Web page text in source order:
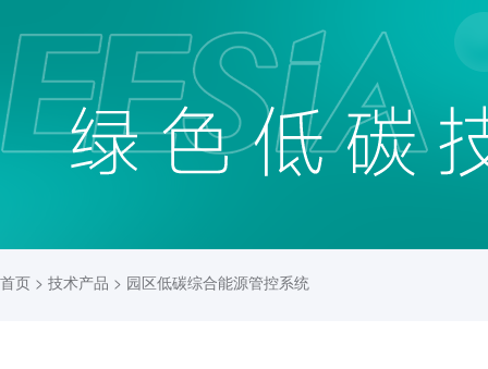
首页 > 技术产品 > 园区低碳综合能源管控系统